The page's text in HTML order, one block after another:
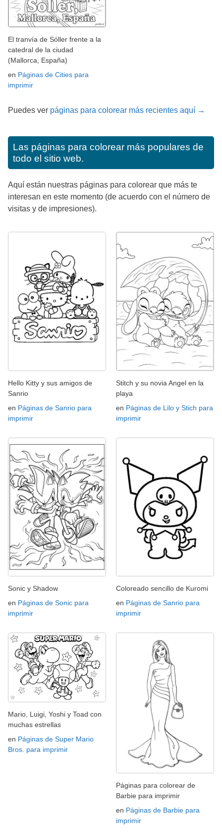
El tranvía de Sóller frente a la
catedral de la ciudad
(Mallorca, España)
en Páginas de Cities para
imprimir
Puedes ver páginas para colorear más recientes aquí →
Las páginas para colorear más populares de
todo el sitio web.
Aquí están nuestras páginas para colorear que más te
interesan en este momento (de acuerdo con el número de
visitas y de impresiones).
Hello Kitty y sus amigos de
Sanrio
en Páginas de Sanrio para
imprimir
Stitch y su novia Angel en la
playa
en Páginas de Lilo y Stich para
imprimir
Sonic y Shadow
en Páginas de Sonic para
imprimir
Coloreado sencillo de Kuromi
en Páginas de Sanrio para
imprimir
Mario, Luigi, Yoshi y Toad con
muchas estrellas
en Páginas de Super Mario
Bros. para imprimir
Páginas para colorear de
Barbie para imprimir
en Páginas de Barbie para
imprimir